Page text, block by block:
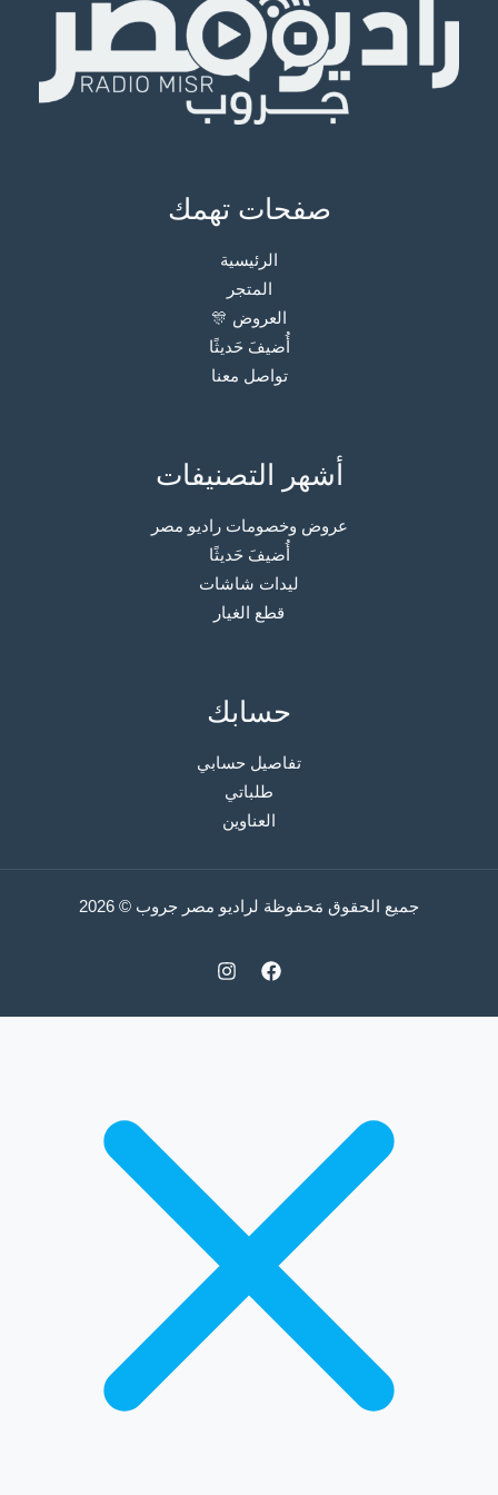
صفحات تهمك
الرئيسية
المتجر
العروض 🎊
أُضيفَ حَديثًا
تواصل معنا
أشهر التصنيفات
عروض وخصومات راديو مصر
أُضيفَ حَديثًا
ليدات شاشات
قطع الغيار
حسابك
تفاصيل حسابي
طلباتي
العناوين
جميع الحقوق مَحفوظة لراديو مصر جروب © 2026